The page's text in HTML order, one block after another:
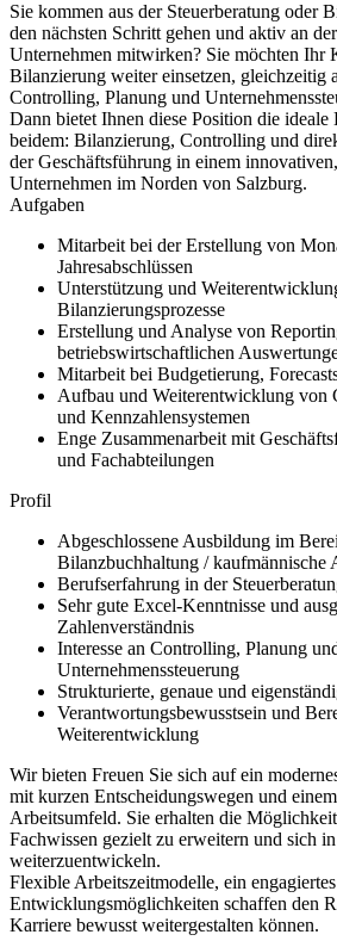
Sie kommen aus der Steuerberatung oder
den nächsten Schritt gehen und aktiv an
Unternehmen mitwirken? Sie möchten Ihr
Bilanzierung weiter einsetzen, gleichzeitig
Controlling, Planung und
Dann bietet Ihnen diese Position die
beidem: Bilanzierung, Controlling und
der Geschäftsführung in einem
Unternehmen im Norden von Salzburg.
Aufgaben
Mitarbeit bei der Erstellung von
Jahresabschlüssen
Unterstützung und
Bilanzierungsprozesse
Erstellung und Analyse von
betriebswirtschaftlichen
Mitarbeit bei Budgetierung,
Aufbau und Weiterentwicklung von
und Kennzahlensystemen
Enge Zusammenarbeit mit
und Fachabteilungen
Profil
Abgeschlossene Ausbildung im
Bilanzbuchhaltung / kaufmännische
Berufserfahrung in der
Sehr gute Excel-Kenntnisse und
Zahlenverständnis
Interesse an Controlling, Planung
Unternehmenssteuerung
Strukturierte, genaue und
Verantwortungsbewusstsein und
Weiterentwicklung
Wir bieten Freuen Sie sich auf ein
mit kurzen Entscheidungswegen und
Arbeitsumfeld. Sie erhalten die
Fachwissen gezielt zu erweitern und sich
weiterzuentwickeln.
Flexible Arbeitszeitmodelle, ein
Entwicklungsmöglichkeiten schaffen den
Karriere bewusst weitergestalten können.